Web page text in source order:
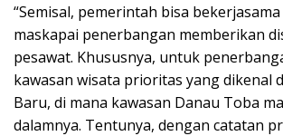
“Semisal, pemerintah bisa
maskapai penerbangan memberikan
pesawat. Khususnya, untuk
kawasan wisata prioritas yang dikenal
Baru, di mana kawasan Danau Toba
dalamnya. Tentunya, dengan catatan